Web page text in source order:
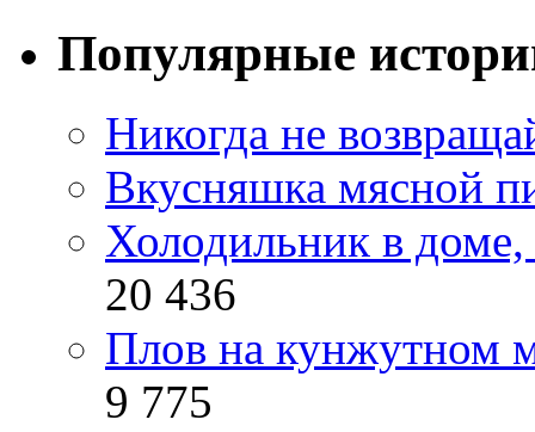
Популярные
Никогда не
Вкусняшка мясной
Холодильник в доме,
20 436
Плов на кунжутном
9 775